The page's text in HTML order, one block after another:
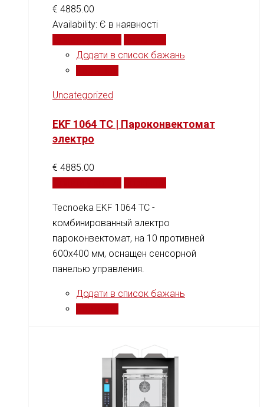
€ 4885.00
Availability: Є в наявності
Додати в список бажань
Uncategorized
EKF 1064 TC | Пароконвектомат
электро
€ 4885.00
Tecnoeka EKF 1064 TC -
комбинированный электро
пароконвектомат, на 10 противней
600x400 мм, оснащен сенсорной
панелью управления.
Додати в список бажань